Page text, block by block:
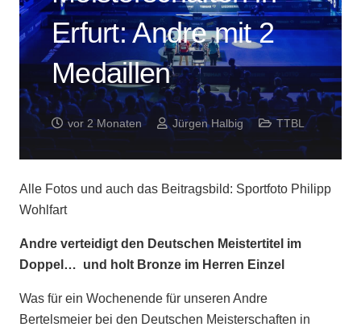
Erfurt: Andre mit 2
Medaillen
vor 2 Monaten Jürgen Halbig TTBL
Alle Fotos und auch das Beitragsbild: Sportfoto Philipp
Wohlfart
Andre verteidigt den Deutschen Meistertitel im
Doppel… und holt Bronze im Herren Einzel
Was für ein Wochenende für unseren Andre
Bertelsmeier bei den Deutschen Meisterschaften in